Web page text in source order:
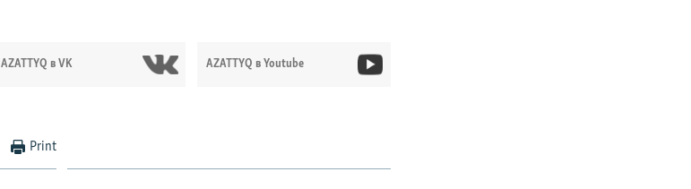
AZATTYQ в VK AZATTYQ в Youtube
Print